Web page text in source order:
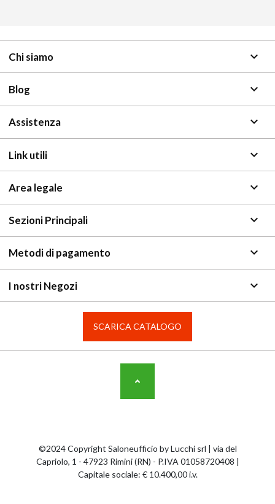
Chi siamo keyboard_arrow_down
Blog keyboard_arrow_down
Assistenza keyboard_arrow_down
Link utili keyboard_arrow_down
Area legale keyboard_arrow_down
Sezioni Principali keyboard_arrow_down
Metodi di pagamento keyboard_arrow_down
I nostri Negozi keyboard_arrow_down
SCARICA CATALOGO
©2024 Copyright Saloneufficio by Lucchi srl | via del
Capriolo, 1 - 47923 Rimini (RN) - P.IVA 01058720408 |
Capitale sociale: € 10.400,00 i.v.